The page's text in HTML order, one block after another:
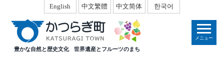
豊かな自然と歴史文化 世界遺産とフルーツのまち
English 中文繁體 中文简体 한국어
メニュー